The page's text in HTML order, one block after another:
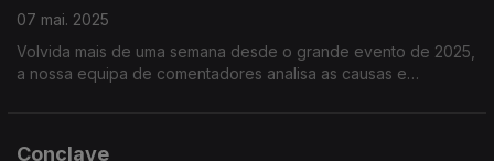
07 mai. 2025
Volvida mais de uma semana desde o grande evento de 2025,
a nossa equipa de comentadores analisa as causas e
Conclave